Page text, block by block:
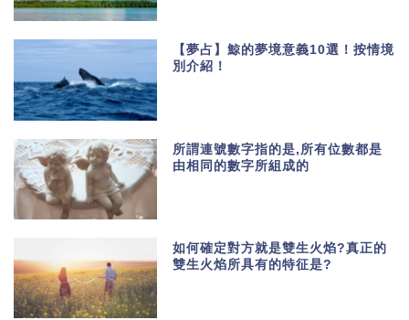
【夢占】鯨的夢境意義10選！按情境
別介紹！
所謂連號數字指的是,所有位數都是
由相同的數字所組成的
如何確定對方就是雙生火焰?真正的
雙生火焰所具有的特征是?